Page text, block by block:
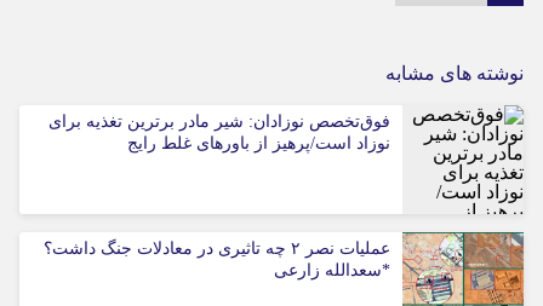
نوشته های مشابه
فوق‌تخصص نوزادان: شیر مادر برترین تغذیه برای
نوزاد است/پرهیز از باورهای غلط رایج
عملیات نصر ۲ چه تاثیری در معادلات جنگ داشت؟
*سعدالله زارعی